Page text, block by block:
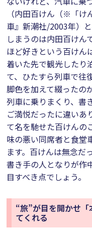
（内田百けん（※「け
車』新潮社/2003年）
しまうのは内田百けん
ほど好きという百けん
着いた先で観光したり
て、ひたすら列車で往
脚色を加えて綴ったの
列車に乗りまくり、書
ご満悦だったに違いあ
て名を馳せた百けんの
味の悪い同席者と食堂
ます。百けんは無念だ
書き手の人となりが作
目すべき点でしょう。
“旅”が目を開かせ
てくれる